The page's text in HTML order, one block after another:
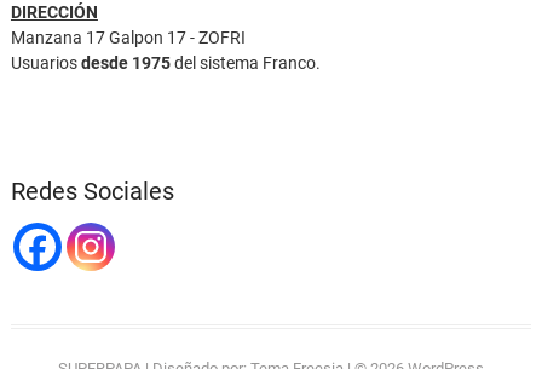
DIRECCIÓN
Manzana 17 Galpon 17 - ZOFRI
Usuariosdesde 1975del sistema Franco.
Redes Sociales